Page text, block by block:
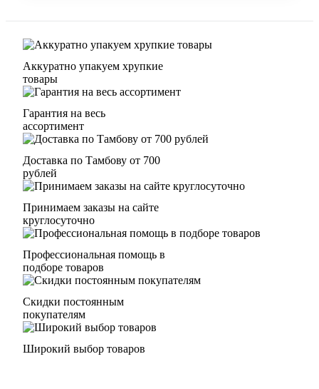
Аккуратно упакуем хрупкие
товары
Гарантия на весь
ассортимент
Доставка по Тамбову от 700
рублей
Принимаем заказы на сайте
круглосуточно
Профессиональная помощь в
подборе товаров
Скидки постоянным
покупателям
Широкий выбор товаров